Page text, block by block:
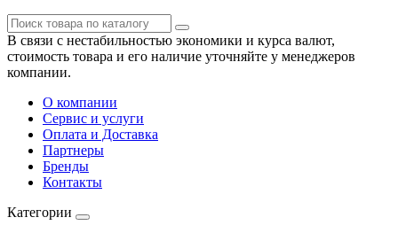
В связи с нестабильностью экономики и курса валют,
стоимость товара и его наличие уточняйте у менеджеров
компании.
О компании
Сервис и услуги
Оплата и Доставка
Партнеры
Бренды
Контакты
Категории